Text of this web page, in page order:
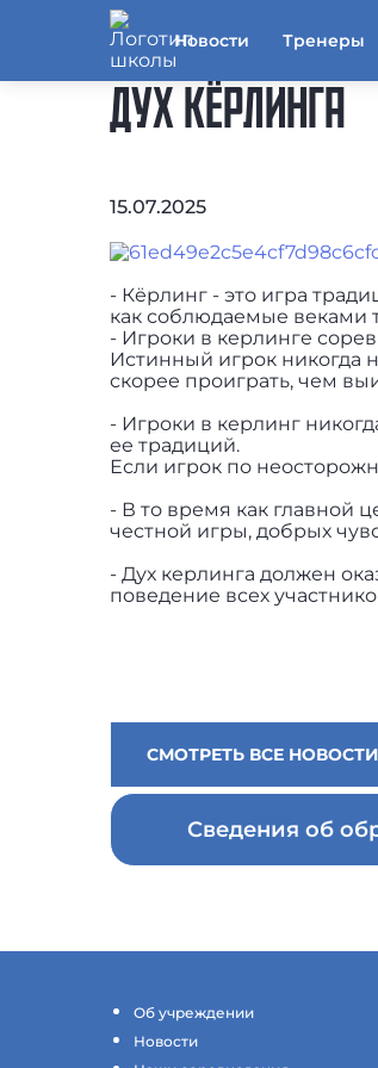
Новости Тренеры
ДУХ КЁРЛИНГА
15.07.2025
- Кёрлинг - это игра
как соблюдаемые веками
- Игроки в керлинге
Истинный игрок никогда
скорее проиграть, чем
- Игроки в керлинг
ее традиций.
Если игрок по
- В то время как главной
честной игры, добрых
- Дух керлинга должен
поведение всех
СМОТРЕТЬ ВСЕ
Сведения об
Об учреждении
Новости